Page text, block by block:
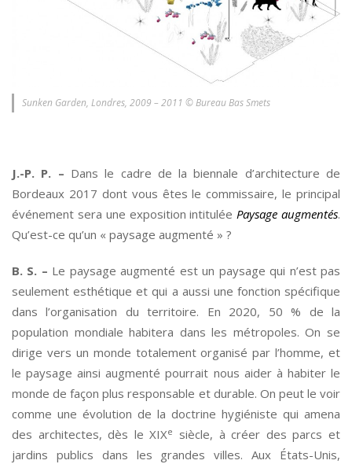
Sunken Garden, Londres, 2009 – 2011 © Bureau Bas Smets
J.-P. P. – Dans le cadre de la biennale d’architecture de
Bordeaux 2017 dont vous êtes le commissaire, le principal
événement sera une exposition intituléePaysage augmentés.
Qu’est-ce qu’un « paysage augmenté » ?
B. S. – Le paysage augmenté est un paysage qui n’est pas
seulement esthétique et qui a aussi une fonction spécifique
dans l’organisation du territoire. En 2020, 50 % de la
population mondiale habitera dans les métropoles. On se
dirige vers un monde totalement organisé par l’homme, et
le paysage ainsi augmenté pourrait nous aider à habiter le
monde de façon plus responsable et durable. On peut le voir
comme une évolution de la doctrine hygiéniste qui amena
des architectes, dès le XIXe
siècle, à créer des parcs et
jardins publics dans les grandes villes. Aux États-Unis,